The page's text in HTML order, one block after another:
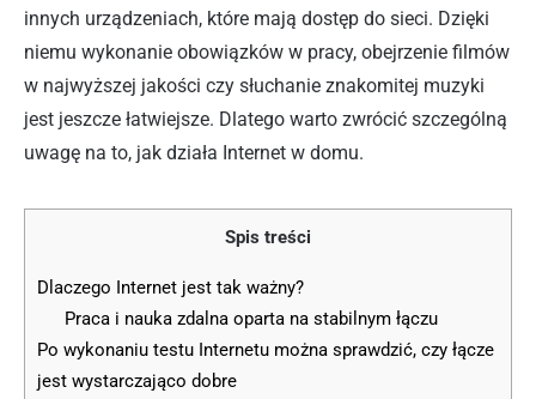
innych urządzeniach, które mają dostęp do sieci. Dzięki
niemu wykonanie obowiązków w pracy, obejrzenie filmów
w najwyższej jakości czy słuchanie znakomitej muzyki
jest jeszcze łatwiejsze. Dlatego warto zwrócić szczególną
uwagę na to, jak działa Internet w domu.
Spis treści
Dlaczego Internet jest tak ważny?
Praca i nauka zdalna oparta na stabilnym łączu
Po wykonaniu testu Internetu można sprawdzić, czy łącze
jest wystarczająco dobre